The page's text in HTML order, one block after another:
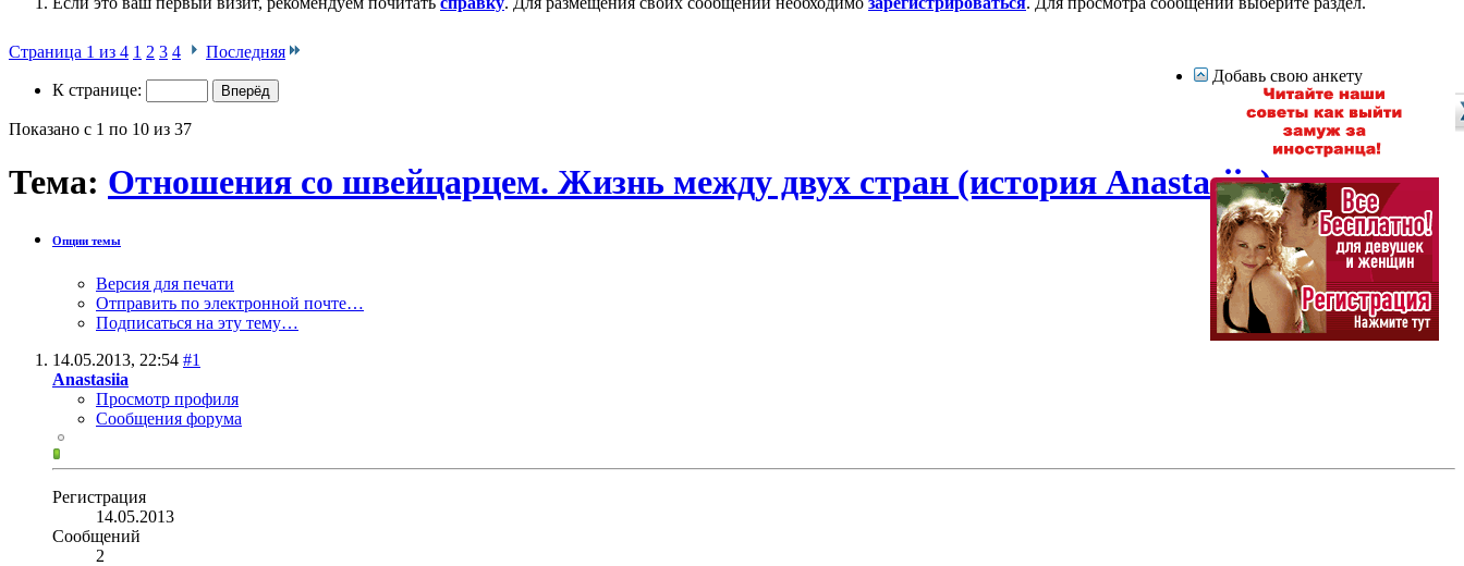
Страница 1 из 4 1 2 3 4 Последняя
К странице:
Показано с 1 по 10 из 37
Тема: Отношения со швейцарцем. Жизнь между двух стран (история Anastasiia)
Опции темы
Версия для печати
Отправить по электронной почте…
Подписаться на эту тему…
14.05.2013, 22:54 #1
Anastasiia
Просмотр профиля
Сообщения форума
Регистрация
14.05.2013
Сообщений
2
Добавь свою анкету